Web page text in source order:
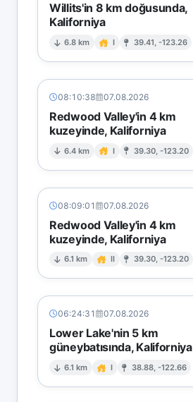
Willits'in 8 km doğusunda,
Kaliforniya
6.8 km I 39.41, -123.26
08:10:38 07.08.2026
Redwood Valley'in 4 km
kuzeyinde, Kaliforniya
6.4 km I 39.30, -123.20
08:09:01 07.08.2026
Redwood Valley'in 4 km
kuzeyinde, Kaliforniya
6.1 km II 39.30, -123.20
06:24:31 07.08.2026
Lower Lake'nin 5 km
güneybatısında, Kaliforniya
6.1 km I 38.88, -122.66